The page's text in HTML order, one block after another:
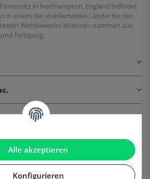
Alle akzeptieren
Konfigurieren
in Northampton, England befindet
in einem der etabliertesten Länder für den
Wettbewerbs-Motoren stammen aus
Fertigung.